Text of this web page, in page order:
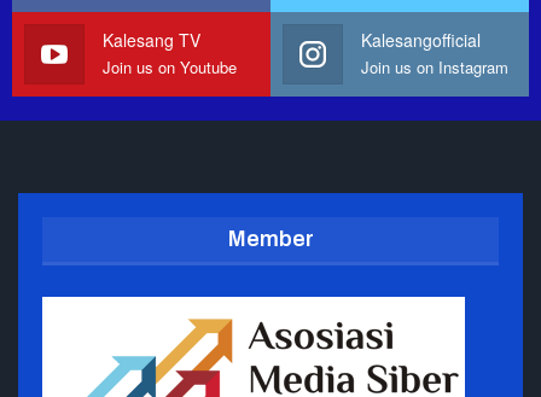
Kalesang TV
Join us on Youtube
Kalesangofficial
Join us on Instagram
Member